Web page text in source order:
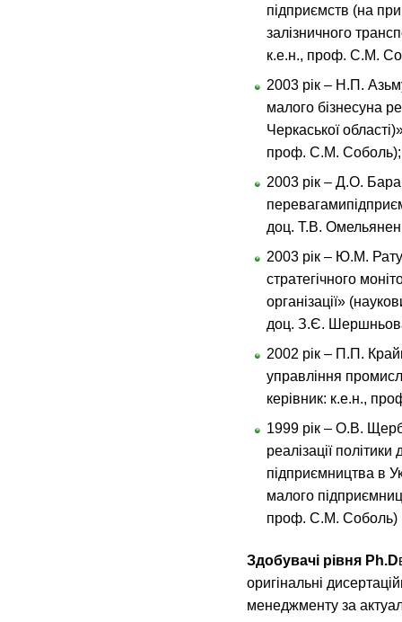
підприємств (на
залізничного
к.е.н., проф. С.М.
2003 рік – Н.П.
малого бізнесуна
Черкаської
проф. С.М. Соболь);
2003 рік – Д.О.
доц. Т.В.
2003 рік – Ю.М.
стратегічного
організації»
доц. З.Є.
2002 рік – П.П.
управління
керівник: к.е.н.,
1999 рік – О.В.
реалізації
підприємництва в
малого
проф. С.М. Соболь)
Здобувачі рівня Ph.D
оригінальні
менеджменту за